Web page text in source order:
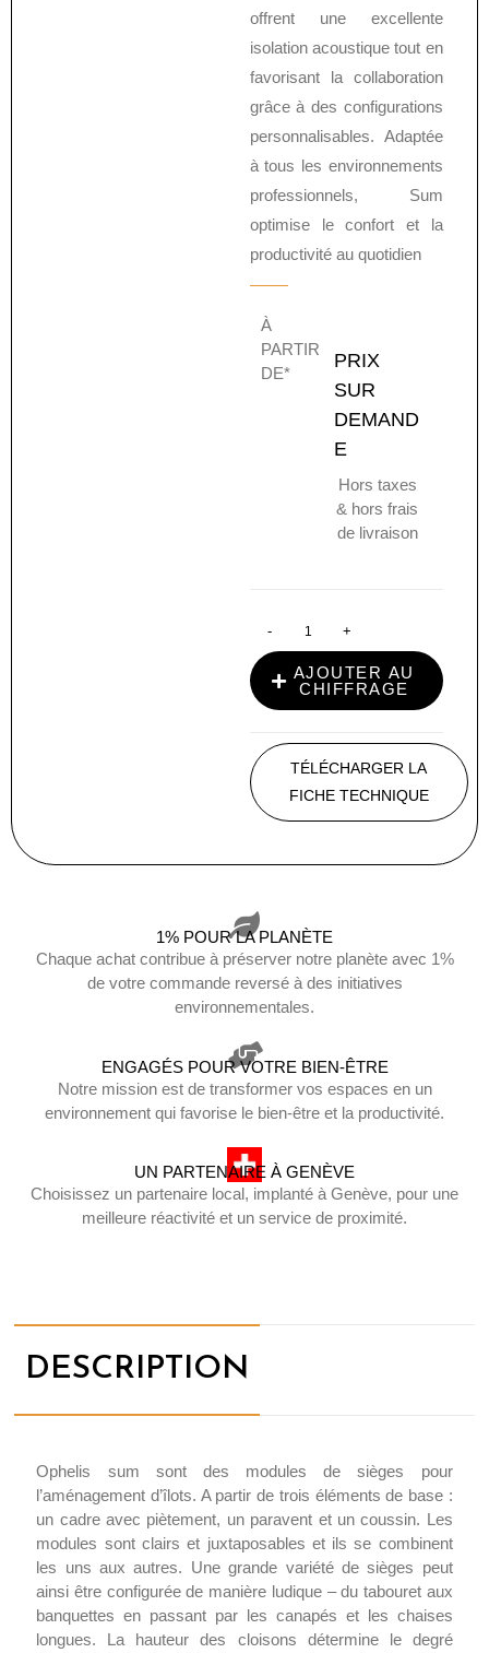
offrent une excellente
isolation acoustique tout en
favorisant la collaboration
grâce à des configurations
personnalisables. Adaptée
à tous les environnements
professionnels, Sum
optimise le confort et la
productivité au quotidien
À
PARTIR
DE*
PRIX
SUR
DEMAND
E
Hors taxes
& hors frais
de livraison
- +
AJOUTER AU
CHIFFRAGE
TÉLÉCHARGER LA
FICHE TECHNIQUE
1% POUR LA PLANÈTE
Chaque achat contribue à préserver notre planète avec 1%
de votre commande reversé à des initiatives
environnementales.
ENGAGÉS POUR VOTRE BIEN-ÊTRE
Notre mission est de transformer vos espaces en un
environnement qui favorise le bien-être et la productivité.
UN PARTENAIRE À GENÈVE
Choisissez un partenaire local, implanté à Genève, pour une
meilleure réactivité et un service de proximité.
DESCRIPTION
Ophelis sum sont des modules de sièges pour
l’aménagement d’îlots. A partir de trois éléments de base :
un cadre avec piètement, un paravent et un coussin. Les
modules sont clairs et juxtaposables et ils se combinent
les uns aux autres. Une grande variété de sièges peut
ainsi être configurée de manière ludique – du tabouret aux
banquettes en passant par les canapés et les chaises
longues. La hauteur des cloisons détermine le degré